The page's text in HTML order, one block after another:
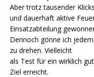
Aber trotz tausender
und dauerhaft aktive
Einsatzabteilung
Dennoch gönne ich
zu drehen. Vielleicht
als Test für ein wirklich
Ziel erreicht.